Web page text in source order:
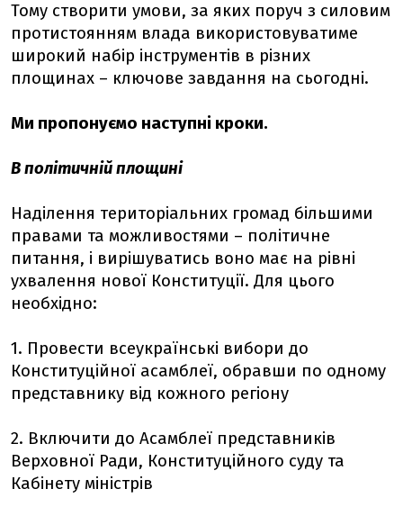
Тому створити умови, за яких поруч з силовим
протистоянням влада використовуватиме
широкий набір інструментів в різних
площинах – ключове завдання на сьогодні.
Ми пропонуємо наступні кроки.
В політичній площині
Наділення територіальних громад більшими
правами та можливостями – політичне
питання, і вирішуватись воно має на рівні
ухвалення нової Конституції. Для цього
необхідно:
1. Провести всеукраїнські вибори до
Конституційної асамблеї, обравши по одному
представнику від кожного регіону
2. Включити до Асамблеї представників
Верховної Ради, Конституційного суду та
Кабінету міністрів